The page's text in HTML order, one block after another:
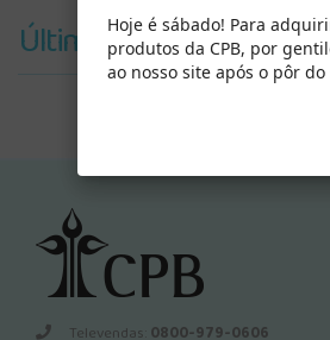
Últimos Vistos
Televendas: 0800-979-0606
Hoje é sábado! Para
produtos da CPB, por
ao nosso site após o pôr do